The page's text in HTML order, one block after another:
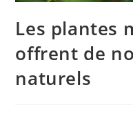
Les plantes
offrent de
naturels